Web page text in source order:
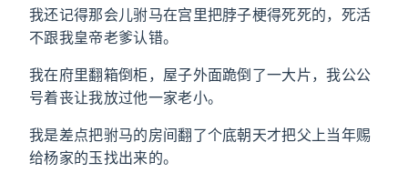
我还记得那会儿驸马在宫里把脖子梗得死死的，死活
不跟我皇帝老爹认错。
我在府里翻箱倒柜，屋子外面跪倒了一大片，我公公
号着丧让我放过他一家老小。
我是差点把驸马的房间翻了个底朝天才把父上当年赐
给杨家的玉找出来的。